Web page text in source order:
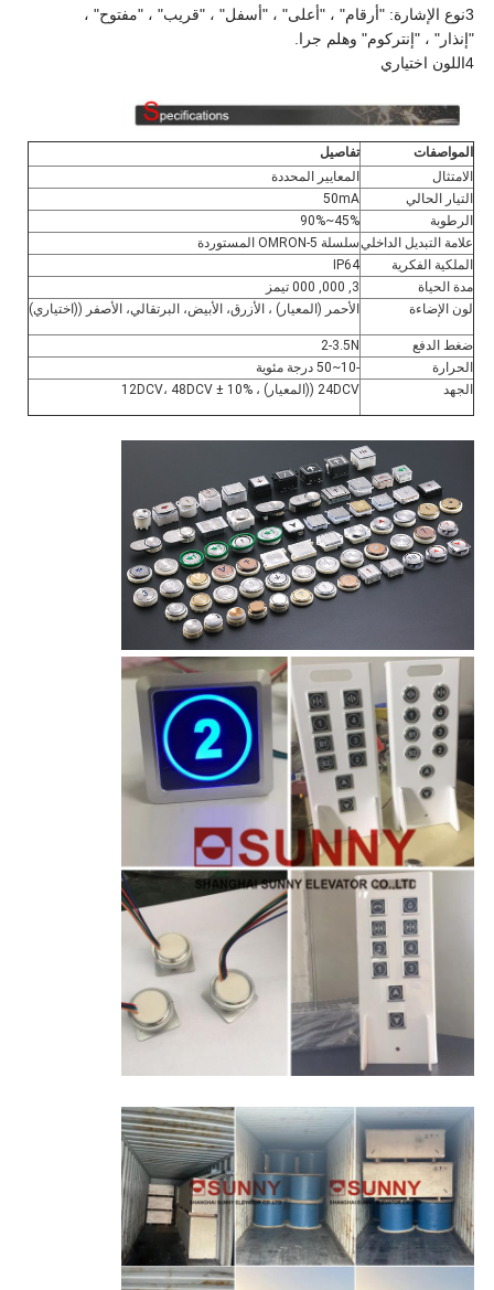
3نوع الإشارة: "أرقام" ، "أعلى" ، "أسفل" ، "قريب" ، "مفتوح" ،
"إنذار" ، "إنتركوم" وهلم جرا.
4اللون اختياري
المواصفات
تفاصيل
الامتثال
المعايير المحددة
التيار الحالي
50mA
الرطوبة
45%~90%
علامة التبديل الداخليسلسلة OMRON-5 المستوردة
الملكية الفكرية
IP64
مدة الحياة
3, 000, 000 تيمز
لون الإضاءة
الأحمر (المعيار) ، الأزرق، الأبيض، البرتقالي، الأصفر ((اختياري)
ضغط الدفع
2-3.5N
الحرارة
-10~50 درجة مئوية
الجهد
24DCV ((المعيار) ، 12DCV، 48DCV ± 10%